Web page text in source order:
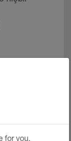
for you.